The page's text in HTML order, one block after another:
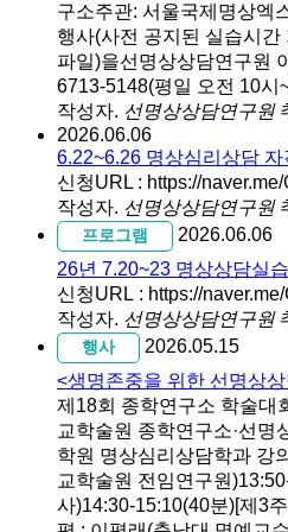
구소주관: 서울국제명상
행사(사전 공지된 실습시
파일)을선명상상담연구원
6713-5148(평일 오전 10시
작성자. 선명상상담연구원
2026.06.06
6.22~6.26 명상심리상담
신청URL : https://
작성자. 선명상상담연구원
프로그램
2026.06.06
26년 7.20~23 명상상담실
신청URL : https://
작성자. 선명상상담연구원
행사
2026.05.15
<생명존중을 위한 선명상
제18회 종학연구소 학술대
교학술원 종학연구소·선
학원 명상심리상담학과 강
교학술원 전임연구원
사)14:30-15:10(40분)[제3